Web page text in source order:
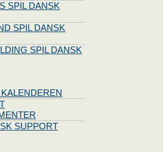
SPIL DANSK
SPIL DANSK
SPIL DANSK
SUPPORT